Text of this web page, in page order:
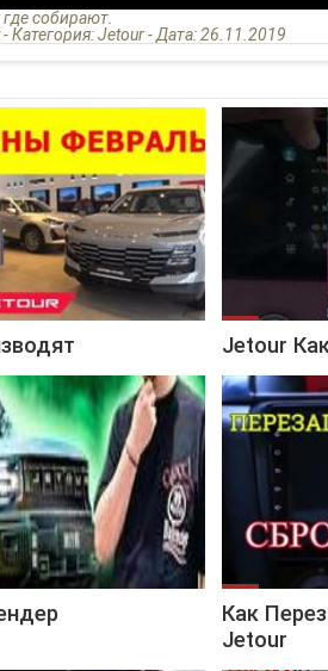
собирают.
Категория: Jetour - Дата: 26.11.2019
Jetour
Как
Jetour